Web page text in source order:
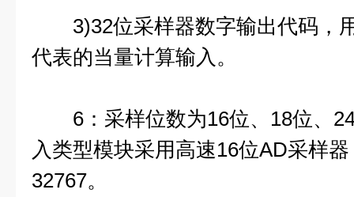
3)32位采样器数字输出代码，
代表的当量计算输入。
6：采样位数为16位、18位、24
入类型模块采用高速16位AD采样
32767。